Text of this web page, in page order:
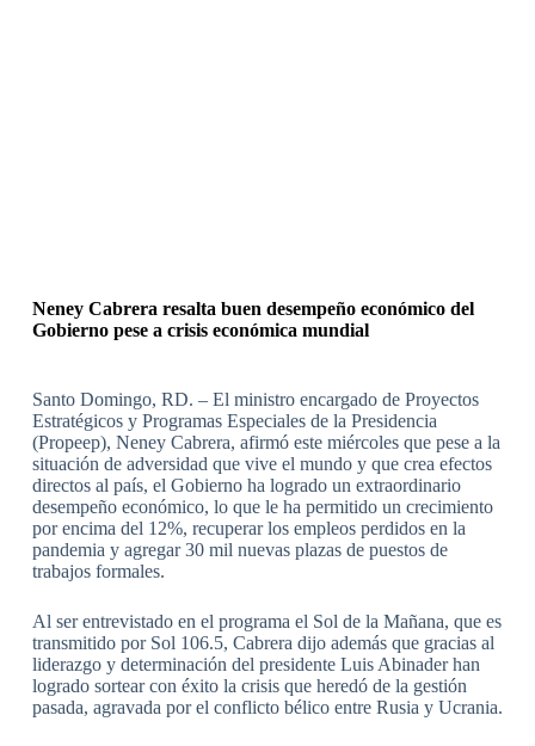
Neney Cabrera resalta buen desempeño económico del
Gobierno pese a crisis económica mundial
Santo Domingo, RD. – El ministro encargado de Proyectos
Estratégicos y Programas Especiales de la Presidencia
(Propeep), Neney Cabrera, afirmó este miércoles que pese a la
situación de adversidad que vive el mundo y que crea efectos
directos al país, el Gobierno ha logrado un extraordinario
desempeño económico, lo que le ha permitido un crecimiento
por encima del 12%, recuperar los empleos perdidos en la
pandemia y agregar 30 mil nuevas plazas de puestos de
trabajos formales.
Al ser entrevistado en el programa el Sol de la Mañana, que es
transmitido por Sol 106.5, Cabrera dijo además que gracias al
liderazgo y determinación del presidente Luis Abinader han
logrado sortear con éxito la crisis que heredó de la gestión
pasada, agravada por el conflicto bélico entre Rusia y Ucrania.